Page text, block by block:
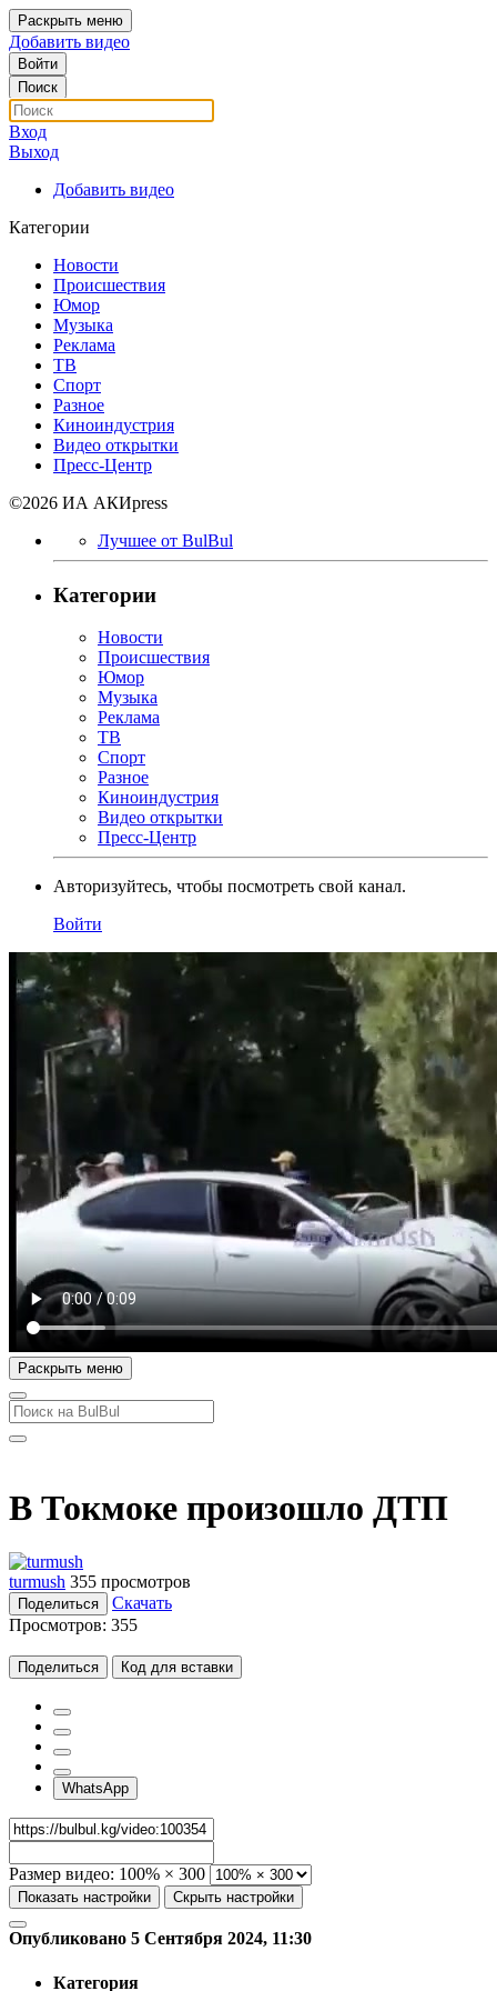
Раскрыть меню
Добавить видео
Войти
Поиск
Вход
Выход
Добавить видео
Категории
Новости
Происшествия
Юмор
Музыка
Реклама
ТВ
Спорт
Разное
Киноиндустрия
Видео открытки
Пресс-Центр
©2026 ИА АКИpress
Лучшее от BulBul
Категории
Новости
Происшествия
Юмор
Музыка
Реклама
ТВ
Спорт
Разное
Киноиндустрия
Видео открытки
Пресс-Центр
Авторизуйтесь, чтобы посмотреть свой канал.
Войти
Раскрыть меню
В Токмоке произошло ДТП
turmush 355 просмотров
Поделиться
Скачать
Просмотров: 355
Поделиться Код для вставки
WhatsApp
Размер видео: 100% × 300
Показать настройки Скрыть настройки
Опубликовано 5 Сентября 2024, 11:30
Категория